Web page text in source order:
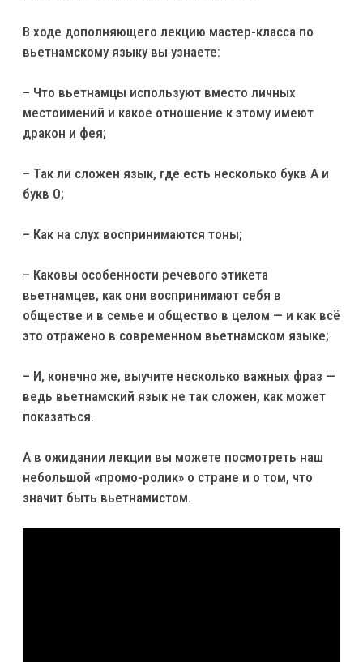
В ходе дополняющего лекцию мастер-класса по
вьетнамскому языку вы узнаете:
– Что вьетнамцы используют вместо личных
местоимений и какое отношение к этому имеют
дракон и фея;
– Так ли сложен язык, где есть несколько букв А и
букв О;
– Как на слух воспринимаются тоны;
– Каковы особенности речевого этикета
вьетнамцев, как они воспринимают себя в
обществе и в семье и общество в целом — и как всё
это отражено в современном вьетнамском языке;
– И, конечно же, выучите несколько важных фраз —
ведь вьетнамский язык не так сложен, как может
показаться.
А в ожидании лекции вы можете посмотреть наш
небольшой «промо-ролик» о стране и о том, что
значит быть вьетнамистом.